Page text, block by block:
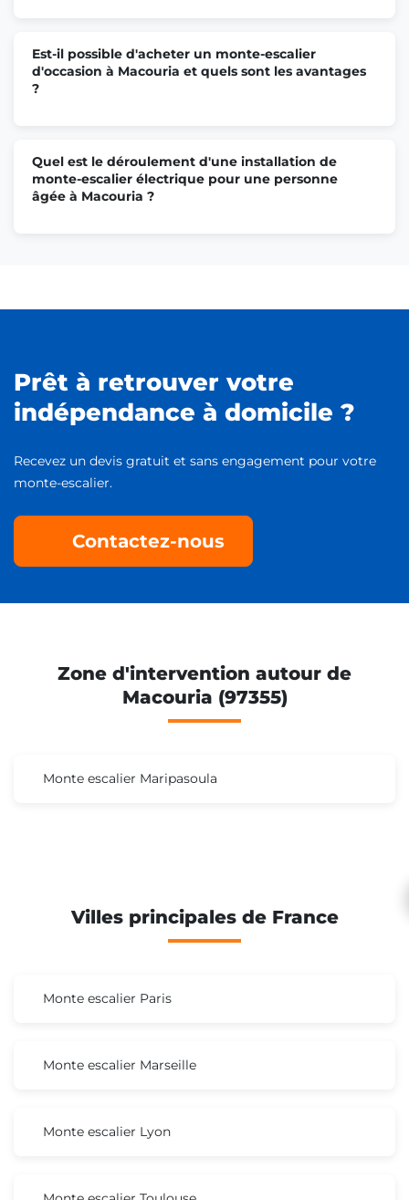
Est-il possible d'acheter un monte-escalier
d'occasion à Macouria et quels sont les avantages
?
Quel est le déroulement d'une installation de
monte-escalier électrique pour une personne
âgée à Macouria ?
Prêt à retrouver votre
indépendance à domicile ?
Recevez un devis gratuit et sans engagement pour votre
monte-escalier.
Contactez-nous
Zone d'intervention autour de
Macouria (97355)
Monte escalier Maripasoula
Villes principales de France
Monte escalier Paris
Monte escalier Marseille
Monte escalier Lyon